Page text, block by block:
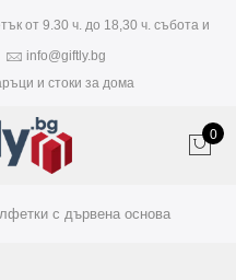
от 9.30 ч. до 18,30 ч. събота и
info@giftly.bg
и стоки за дома
0
с дървена основа